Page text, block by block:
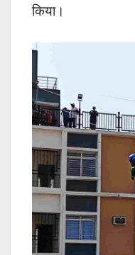
किया।